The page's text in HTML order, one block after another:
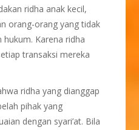
ridha anak kecil,
orang-orang yang tidak
hukum. Karena ridha
transaksi mereka
ridha yang dianggap
pihak yang
dengan syari’at. Bila